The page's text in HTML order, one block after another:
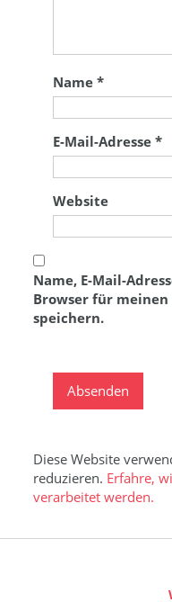
Name*
E-Mail-Adresse*
Website
Name, E-Mail-
Browser für
speichern.
Diese Website
reduzieren. Erfahre,
verarbeitet werden.